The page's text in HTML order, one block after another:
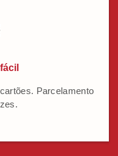
Parcelamento